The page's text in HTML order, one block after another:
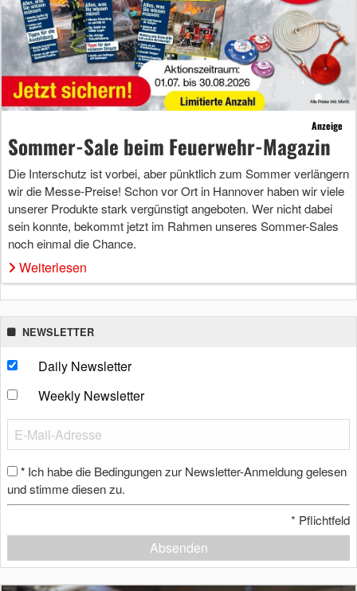
Anzeige
Sommer-Sale beim Feuerwehr-Magazin
Die Interschutz ist vorbei, aber pünktlich zum Sommer verlängern
wir die Messe-Preise! Schon vor Ort in Hannover haben wir viele
unserer Produkte stark vergünstigt angeboten. Wer nicht dabei
sein konnte, bekommt jetzt im Rahmen unseres Sommer-Sales
noch einmal die Chance.
Weiterlesen
NEWSLETTER
Daily Newsletter
Weekly Newsletter
* Ich habe die Bedingungen zur Newsletter-Anmeldung gelesen
und stimme diesen zu.
* Pflichtfeld
Absenden